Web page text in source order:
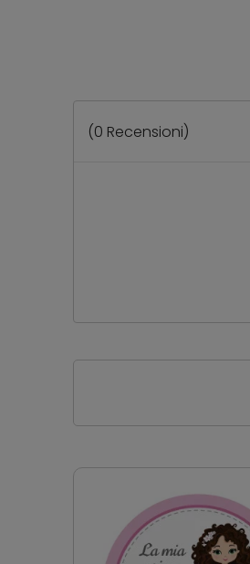
(0 Recensioni)